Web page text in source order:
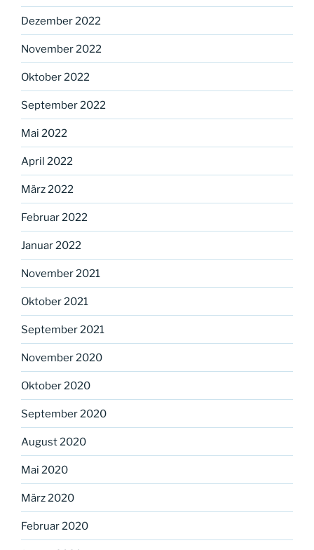
Dezember 2022
November 2022
Oktober 2022
September 2022
Mai 2022
April 2022
März 2022
Februar 2022
Januar 2022
November 2021
Oktober 2021
September 2021
November 2020
Oktober 2020
September 2020
August 2020
Mai 2020
März 2020
Februar 2020